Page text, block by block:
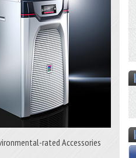
rated Accessories